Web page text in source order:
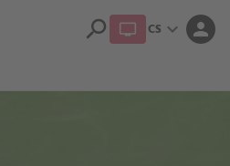
search CS expand_more person